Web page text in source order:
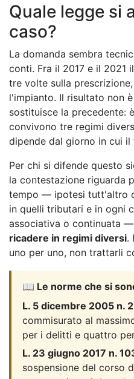
Quale legge si
caso?
La domanda sembra
conti. Fra il 2017 e il 2021
tre volte sulla
l'impianto. Il risultato non
sostituisce la precedente:
convivono tre regimi
dipende dal giorno in cui
Per chi si difende questo
la contestazione riguarda
tempo — ipotesi tutt'altro
in quelli tributari e in ogni
associativa o continuata —
ricadere in regimi diversi.
uno per uno, non trattarli
📖 Le norme che si
L. 5 dicembre 2005 n.
commisurato al
per i delitti e quattro
L. 23 giugno 2017 n.
sospensione del corso